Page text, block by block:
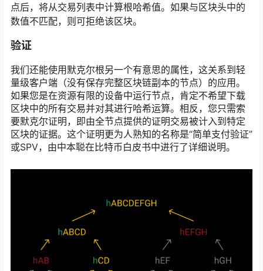
点后，将从交易列表中计算根哈希值。如果与区块头中的
数值不匹配，则可拒绝该区块。
验证
我们还能使用默克尔根另一个有意思的属性，这关系到轻
量级客户端（没有保存完整区块链副本的节点）的应用。
如果您是在资源有限的设备中运行节点，肯定不希望下载
区块中的所有交易并对其进行哈希运算。相反，您只需索
要默克尔证明，即由全节点提供的证明交易被计入到特定
区块的证据。这个证明更为人熟知的名称是“简单支付验证”
或SPV，由中本聪在比特币白皮书中进行了详细说明。